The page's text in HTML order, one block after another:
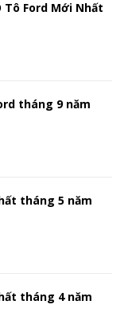
Tô Ford Mới Nhất
tháng 9 năm
tháng 5 năm
tháng 4 năm